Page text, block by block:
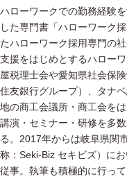
ハローワークでの勤務経験
した専門書「ハローワーク
たハローワーク採用専門の
支援をはじめとするハロー
屋税理士会や愛知県社会保
住友銀行グループ）、タナ
地の商工会議所・商工会を
講演・セミナー・研修を多
る。2017年からは岐阜県関
称：Seki-Biz セキビズ）に
従事。執筆も積極的に行っ